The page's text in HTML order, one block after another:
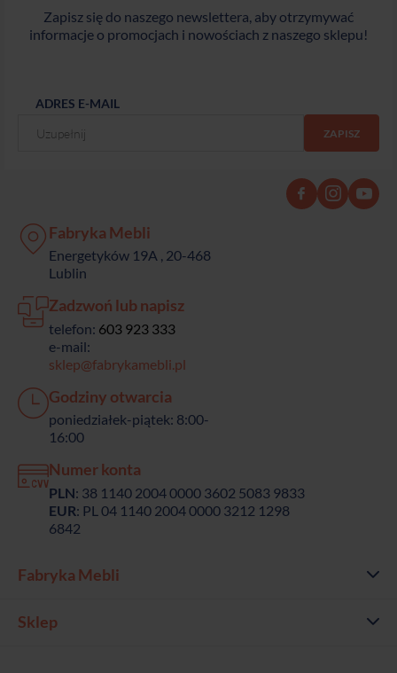
Zapisz się do naszego newslettera, aby otrzymywać
informacje o promocjach i nowościach z naszego sklepu!
ADRES E-MAIL
Fabryka Mebli
Energetyków 19A , 20-468
Lublin
Zadzwoń lub napisz
telefon: 603 923 333
e-mail:
sklep@fabrykamebli.pl
Godziny otwarcia
poniedziałek-piątek: 8:00-
16:00
Numer konta
PLN: 38 1140 2004 0000 3602 5083 9833
EUR: PL 04 1140 2004 0000 3212 1298
6842
Fabryka Mebli
Sklep